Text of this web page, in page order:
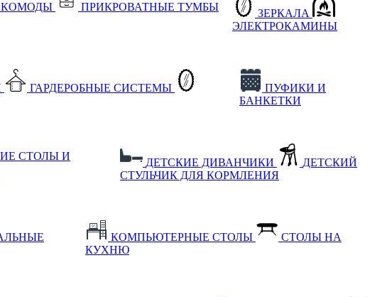
КОМОДЫ ПРИКРОВАТНЫЕ ТУМБЫ
ЗЕРКАЛА
ЭЛЕКТРОКАМИНЫ
ГАРДЕРОБНЫЕ СИСТЕМЫ
ПУФИКИ И
БАНКЕТКИ
СТОЛЫ И
ДЕТСКИЕ ДИВАНЧИКИ
ДЕТСКИЙ
СТУЛЬЧИК ДЛЯ КОРМЛЕНИЯ
КОМПЬЮТЕРНЫЕ СТОЛЫ
СТОЛЫ НА
КУХНЮ